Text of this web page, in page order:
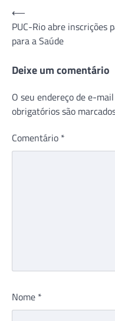
Navegação
de
Post
⟵
PUC-Rio abre inscrições
para a Saúde
Deixe um comentário
O seu endereço de e-
obrigatórios são
Comentário *
Nome *